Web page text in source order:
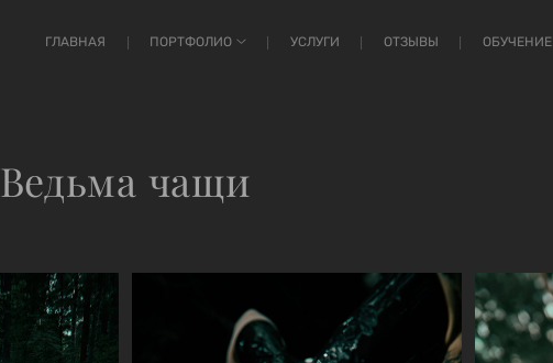
ГЛАВНАЯ ПОРТФОЛИО УСЛУГИ ОТЗЫВЫ ОБУЧЕНИЕ
Ведьма чащи